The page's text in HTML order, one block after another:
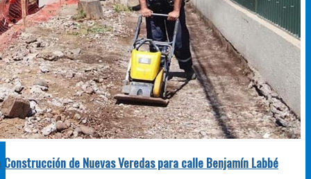
Construcción de Nuevas Veredas para calle Benjamín Labbé